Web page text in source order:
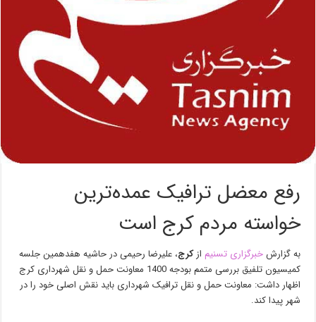
رفع معضل ترافیک عمده‌ترین
خواسته مردم کرج است
به گزارشخبرگزاری تسنیم ازکرج، علیرضا رحیمی در حاشیه هفدهمین جلسه
کمیسیون تلفیق بررسی متمم بودجه 1400 معاونت حمل و نقل شهرداری کرج
اظهار داشت: معاونت حمل و‌ نقل ترافیک شهرداری باید نقش اصلی خود را در
شهر پیدا کند.